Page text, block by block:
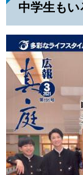
中学生も